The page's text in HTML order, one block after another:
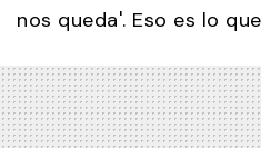
nos queda'. Eso es lo